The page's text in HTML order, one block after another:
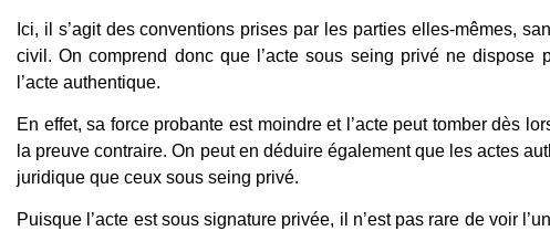
Ici, il s’agit des conventions prises par les parties elles-mêmes,
civil. On comprend donc que l’acte sous seing privé ne dispose
l’acte authentique.
En effet, sa force probante est moindre et l’acte peut tomber dès
la preuve contraire. On peut en déduire également que les actes
juridique que ceux sous seing privé.
Puisque l’acte est sous signature privée, il n’est pas rare de voir